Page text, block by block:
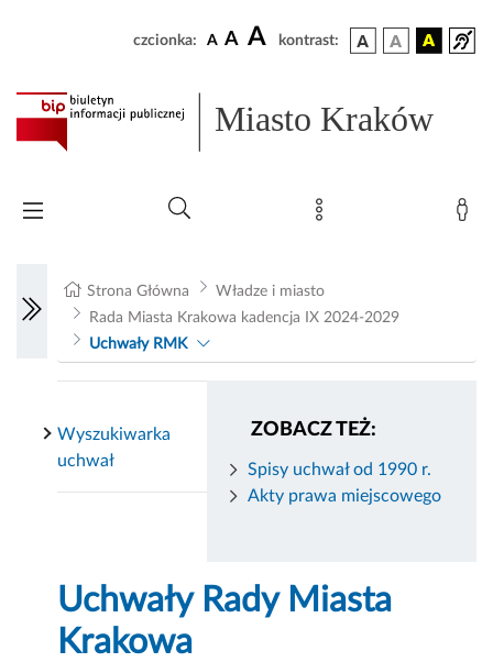
czcionka: A A A kontrast:
Miasto Kraków
Strona Główna
Władze i miasto
Rada Miasta Krakowa kadencja IX 2024-2029
Uchwały RMK
ZOBACZ TEŻ:
Spisy uchwał od 1990 r.
Akty prawa miejscowego
Wyszukiwarka
uchwał
Uchwały Rady Miasta
Krakowa